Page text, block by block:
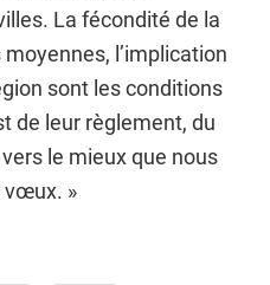
La fécondité de la
l’implication
sont les conditions
de leur règlement, du
le mieux que nous
vœux. »